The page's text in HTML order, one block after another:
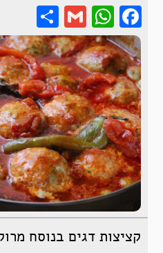
Facebook
WhatsApp
Gmail
קציצות דגים בנוסח